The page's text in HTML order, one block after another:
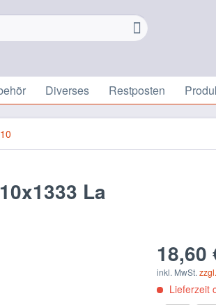
Diverses Restposten
La
18,60
inkl. MwSt.
Lieferzeit